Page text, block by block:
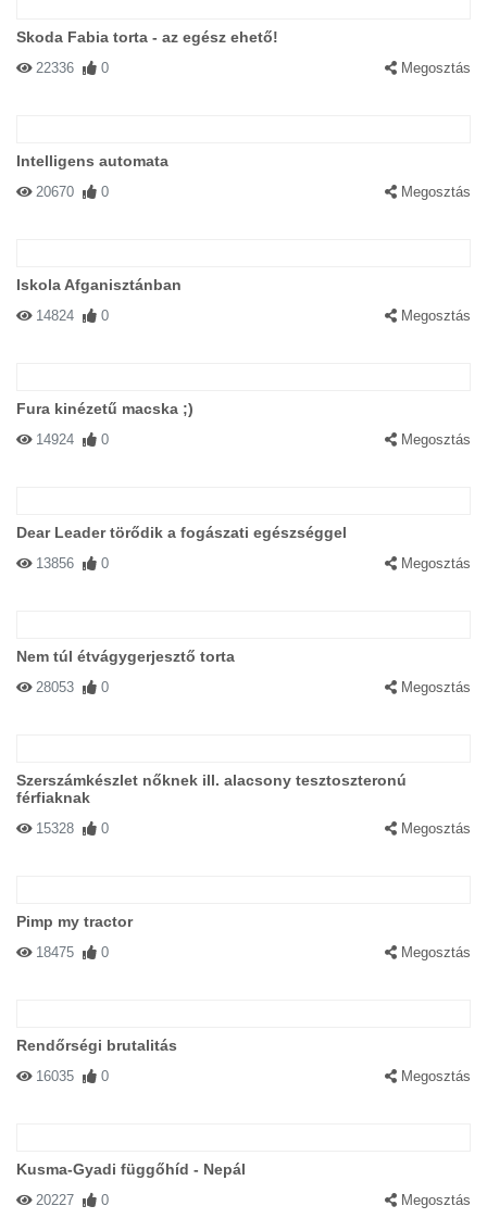
Skoda Fabia torta - az egész ehető!
22336 0 Megosztás
Intelligens automata
20670 0 Megosztás
Iskola Afganisztánban
14824 0 Megosztás
Fura kinézetű macska ;)
14924 0 Megosztás
Dear Leader törődik a fogászati ​​egészséggel
13856 0 Megosztás
Nem túl étvágygerjesztő torta
28053 0 Megosztás
Szerszámkészlet nőknek ill. alacsony tesztoszteronú
férfiaknak
15328 0 Megosztás
Pimp my tractor
18475 0 Megosztás
Rendőrségi brutalitás
16035 0 Megosztás
Kusma-Gyadi függőhíd - Nepál
20227 0 Megosztás